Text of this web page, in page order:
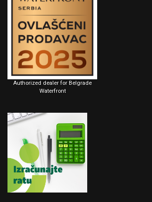
Authorized dealer for Belgrade
Waterfront